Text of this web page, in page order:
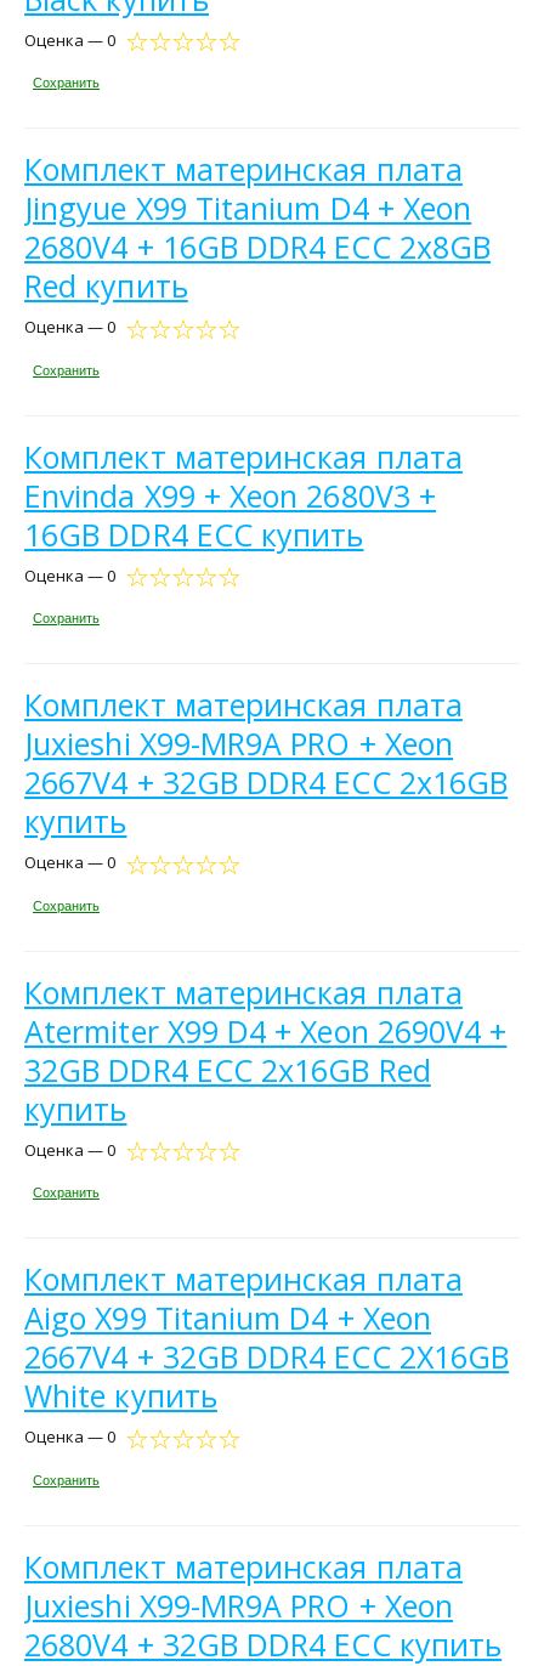
Оценка — 0
Сохранить
Комплект материнская плата
Jingyue X99 Titanium D4 + Xeon
2680V4 + 16GB DDR4 ECC 2x8GB
Red купить
Оценка — 0
Сохранить
Комплект материнская плата
Envinda X99 + Xeon 2680V3 +
16GB DDR4 ECC купить
Оценка — 0
Сохранить
Комплект материнская плата
Juxieshi X99-MR9A PRO + Xeon
2667V4 + 32GB DDR4 ECC 2x16GB
купить
Оценка — 0
Сохранить
Комплект материнская плата
Atermiter X99 D4 + Xeon 2690V4 +
32GB DDR4 ECC 2x16GB Red
купить
Оценка — 0
Сохранить
Комплект материнская плата
Aigo X99 Titanium D4 + Xeon
2667V4 + 32GB DDR4 ECC 2X16GB
White купить
Оценка — 0
Сохранить
Комплект материнская плата
Juxieshi X99-MR9A PRO + Xeon
2680V4 + 32GB DDR4 ECC купить